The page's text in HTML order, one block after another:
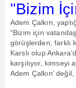
"Bizim
Adem Çalkın,
“Bizim için
görüşlerden, farklı
Karslı olup
karşılıyor, kimseyi
Adem Çalkın’